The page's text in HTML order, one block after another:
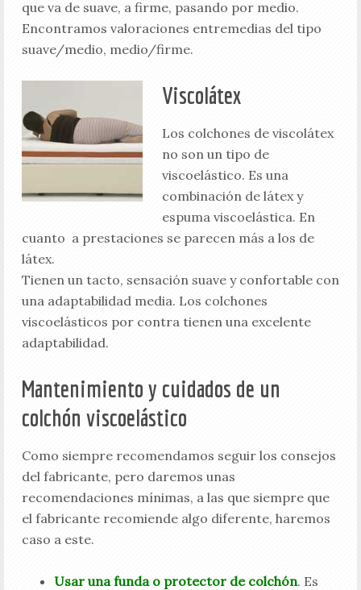
que va de suave, a firme, pasando por medio.
Encontramos valoraciones entremedias del tipo
suave/medio, medio/firme.
Viscolátex
Los colchones de viscolátex
no son un tipo de
viscoelástico. Es una
combinación de látex y
espuma viscoelástica. En
cuanto a prestaciones se parecen más a los de
látex.
Tienen un tacto, sensación suave y confortable con
una adaptabilidad media. Los colchones
viscoelásticos por contra tienen una excelente
adaptabilidad.
Mantenimiento y cuidados de un
colchón viscoelástico
Como siempre recomendamos seguir los consejos
del fabricante, pero daremos unas
recomendaciones mínimas, a las que siempre que
el fabricante recomiende algo diferente, haremos
caso a este.
Usar una funda o protector de colchón. Es